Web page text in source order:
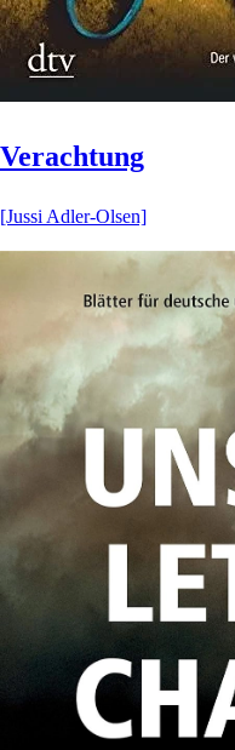
Verachtung
[Jussi Adler-Olsen]